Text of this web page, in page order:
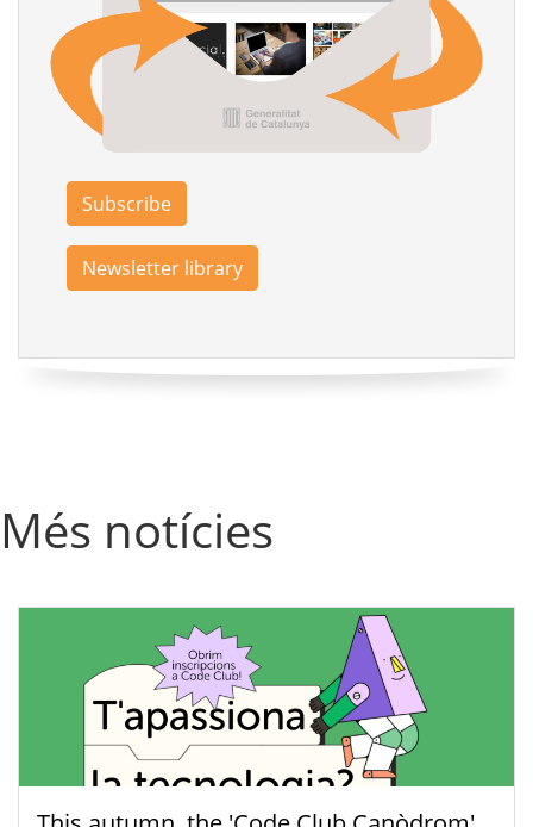
Subscribe
Newsletter library
Més notícies